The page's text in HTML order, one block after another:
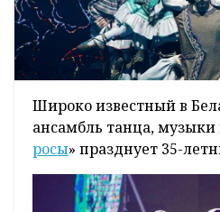
Широко известный в
ансамбль танца, музыки
росы» празднует 35-